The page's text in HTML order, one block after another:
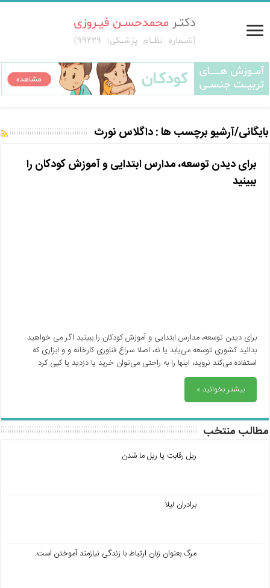
بایگانی/آرشیو برچسب ها :داگلاس نورث
برای دیدن توسعه، مدارس ابتدایی و آموزش کودکان را
ببینید
برای ديدن توسعه، مدارس ابتدایی و آموزش کودکان را ببینید اگر می خواهيد
بدانيد كشوری توسعه می‌یابد يا نه، اصلا سراغ فناوری كارخانه و و ابزاری كه
استفاده می‌كند نروید، اينها را به راحتی می‌توان خريد يا دزديد يا كپی كرد.
بیشتر بخوانید »
مطالب منتخب
ریل رقابت یا ریل ما شدن
برادران لیلا
مرگ بعنوان زبان ارتباط با زندگی نیازمند آموختن است.